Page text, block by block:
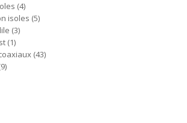
4
isoles 5
3
1
43
9